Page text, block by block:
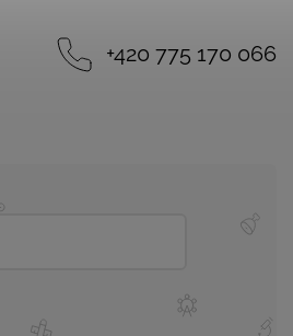
+420 775 170 066